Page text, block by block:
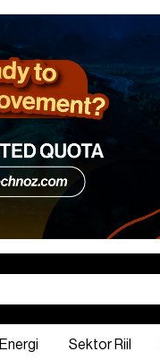
Energi Sektor Riil